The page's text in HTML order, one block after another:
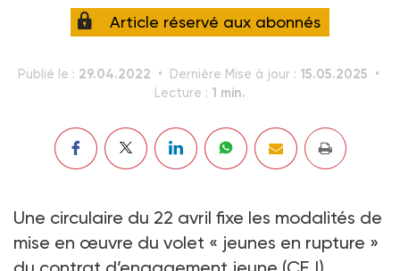
Article réservé aux abonnés
Publié le : 29.04.2022 Dernière Mise à jour : 15.05.2025
Lecture : 1 min.
Une circulaire du 22 avril fixe les modalités de
mise en œuvre du volet « jeunes en rupture »